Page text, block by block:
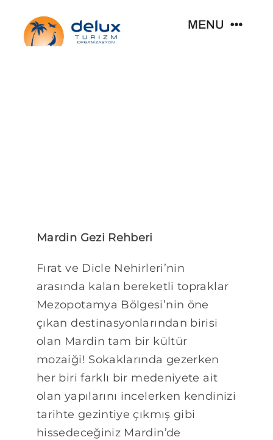
content
MENU
Organizasyonlar
Blog
Mardin Gezi Rehberi
Fırat ve Dicle Nehirleri’nin
arasında kalan bereketli topraklar
Mezopotamya Bölgesi’nin öne
çıkan destinasyonlarından birisi
olan Mardin tam bir kültür
mozaiği! Sokaklarında gezerken
her biri farklı bir medeniyete ait
olan yapılarını incelerken kendinizi
tarihte gezintiye çıkmış gibi
hissedeceğiniz Mardin’de